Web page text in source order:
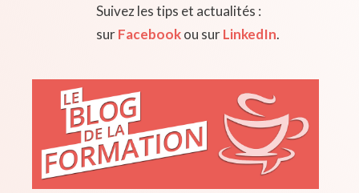
Suivez les tips et actualités :
surFacebookou surLinkedIn.